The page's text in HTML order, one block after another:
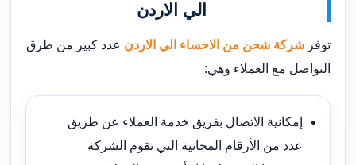
الي الاردن
توفر شركة شحن من الاحساء الي الاردنعدد كبير من طرق
التواصل مع العملاء وهي:
إمكانية الاتصال بفريق خدمة العملاء عن طريق
عدد من الأرقام المجانية التي تقوم الشركة